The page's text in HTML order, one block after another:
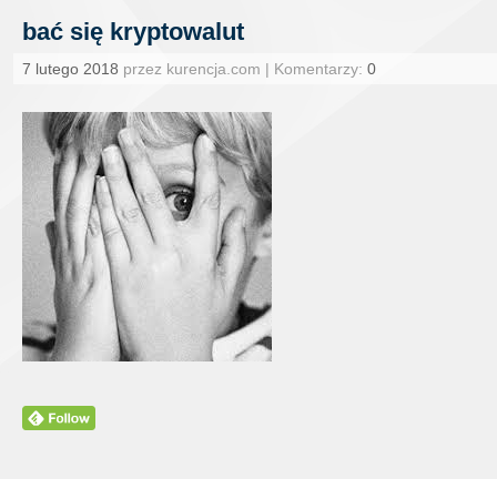
bać się kryptowalut
7 lutego 2018 przez kurencja.com | Komentarzy: 0